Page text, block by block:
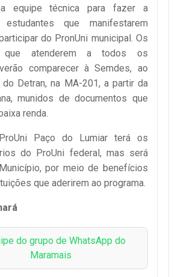
equipe técnica para fazer a
que manifestarem
do PronUni municipal. Os
que atenderem a todos os
comparecer à Semdes, ao
Detran, na MA-201, a partir da
munidos de documentos que
renda.
Paço do Lumiar terá os
do ProUni federal, mas será
por meio de benefícios
que aderirem ao programa.
do grupo de WhatsApp do
Maramais